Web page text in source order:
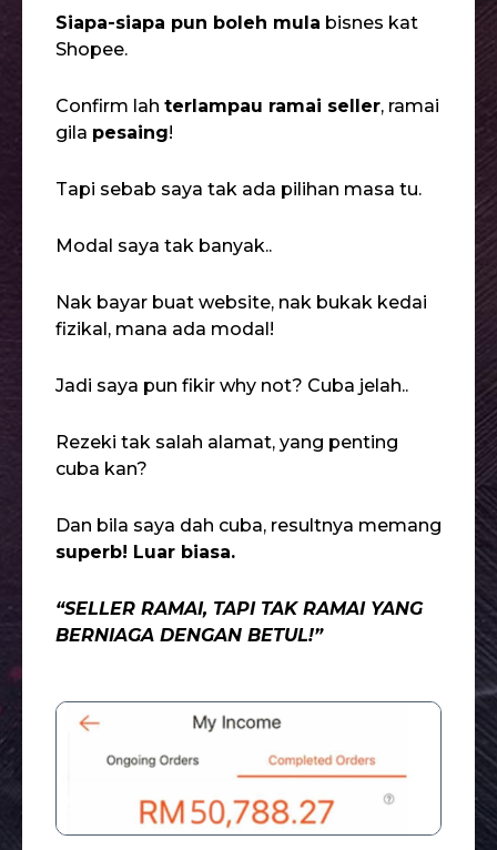
Siapa-siapa pun boleh mula bisnes kat
Shopee.
Confirm lah terlampau ramai seller, ramai
gila pesaing!
Tapi sebab saya tak ada pilihan masa tu.
Modal saya tak banyak..
Nak bayar buat website, nak bukak kedai
fizikal, mana ada modal!
Jadi saya pun fikir why not? Cuba jelah..
Rezeki tak salah alamat, yang penting
cuba kan?
Dan bila saya dah cuba, resultnya memang
superb! Luar biasa.
“SELLER RAMAI, TAPI TAK RAMAI YANG
BERNIAGA DENGAN BETUL!”